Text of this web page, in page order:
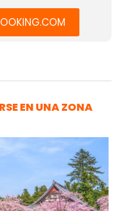
EN UNA ZONA